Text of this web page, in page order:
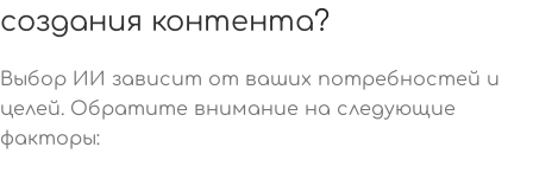
создания контента?
Выбор ИИ зависит от ваших потребностей и
целей. Обратите внимание на следующие
факторы: